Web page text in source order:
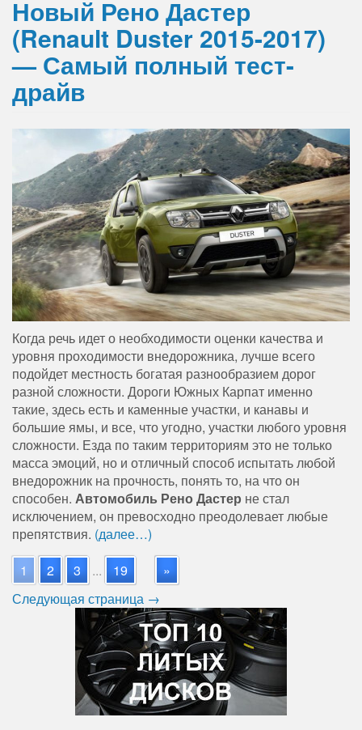
Новый Рено Дастер
(Renault Duster 2015-2017)
— Самый полный тест-
драйв
Когда речь идет о необходимости оценки качества и
уровня проходимости внедорожника, лучше всего
подойдет местность богатая разнообразием дорог
разной сложности. Дороги Южных Карпат именно
такие, здесь есть и каменные участки, и канавы и
большие ямы, и все, что угодно, участки любого уровня
сложности. Езда по таким территориям это не только
масса эмоций, но и отличный способ испытать любой
внедорожник на прочность, понять то, на что он
способен. Автомобиль Рено Дастер не стал
исключением, он превосходно преодолевает любые
препятствия. (далее…)
1
2 3 ... 19
»
Следующая страница →